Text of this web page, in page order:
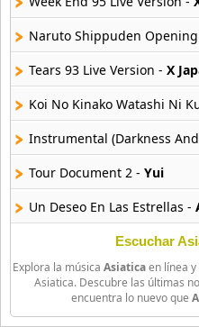
Melodias Japonesas
11 músicas online
Nihon Daiko
9 músicas online
Otsuka Ai
7 músicas online
Ping Pung
8 músicas online
X Japan
51 músicas online
Naruto Shippuden
Tears 93 Live Version - X
Koi No Kinako Watashi Ni
Instrumental (Darkness
Tour Document 2 - Yui
Un Deseo En Las Estrellas -
Get Your Groove On -Banya
I Remember You -Yui
Asian
Escuchar
Explora la música Asiaticaen línea
Asiatica. Descubre las últimas
encuentra lo nuevo que